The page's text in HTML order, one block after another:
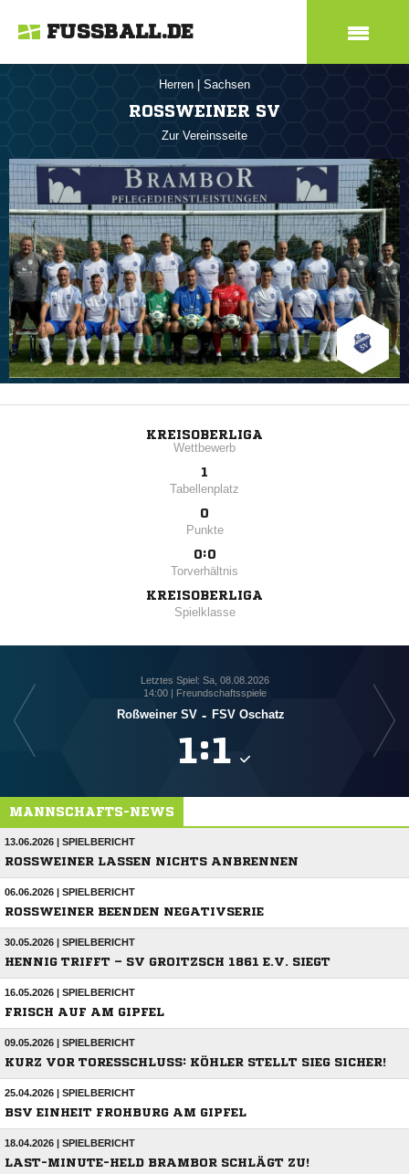
FUSSBALL.DE
Herren Sachsen
ROSSWEINER SV
Zur Vereinsseite
KREISOBERLIGA
Wettbewerb
1
Tabellenplatz
0
Punkte
0:0
Torverhältnis
KREISOBERLIGA
Spielklasse
Letztes Spiel: Sa, 08.08.2026
14:00 | Freundschaftsspiele
Roßweiner SV - FSV Oschatz
:
MANNSCHAFTS-NEWS
13.06.2026 | SPIELBERICHT
ROSSWEINER LASSEN NICHTS ANBRENNEN
06.06.2026 | SPIELBERICHT
ROSSWEINER BEENDEN NEGATIVSERIE
30.05.2026 | SPIELBERICHT
HENNIG TRIFFT – SV GROITZSCH 1861 E.V. SIEGT
16.05.2026 | SPIELBERICHT
FRISCH AUF AM GIPFEL
09.05.2026 | SPIELBERICHT
KURZ VOR TORESSCHLUSS: KÖHLER STELLT SIEG SICHER!
25.04.2026 | SPIELBERICHT
BSV EINHEIT FROHBURG AM GIPFEL
18.04.2026 | SPIELBERICHT
LAST-MINUTE-HELD BRAMBOR SCHLÄGT ZU!